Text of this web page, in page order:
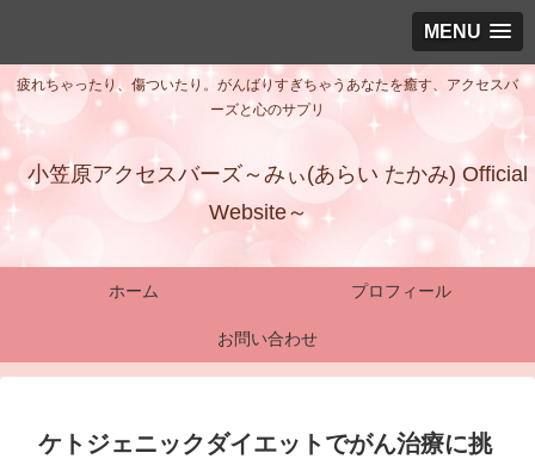
MENU
疲れちゃったり、傷ついたり。がんばりすぎちゃうあなたを癒す、アクセスバ
ーズと心のサプリ
小笠原アクセスバーズ～みぃ(あらい たかみ) Official
Website～
ホーム プロフィール
お問い合わせ
ケトジェニックダイエットでがん治療に挑